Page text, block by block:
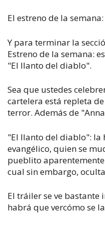
El estreno de la semana:
Y para terminar la
Estreno de la semana:
"El llanto del diablo".
Sea que ustedes
cartelera está repleta
terror. Además de
"El llanto del diablo": la
evangélico, quien se
pueblito
cual sin embargo,
El tráiler se ve bastante
habrá que vercómo se